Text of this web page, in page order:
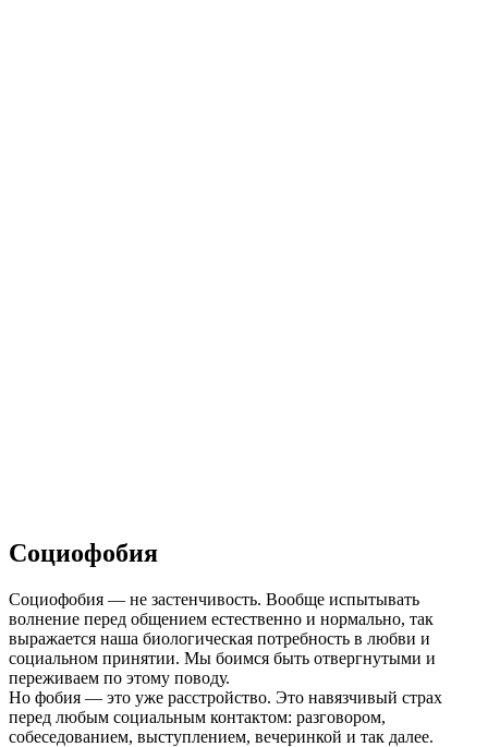
Социофобия
Социофобия — не застенчивость. Вообще испытывать
волнение перед общением естественно и нормально, так
выражается наша биологическая потребность в любви и
социальном принятии. Мы боимся быть отвергнутыми и
переживаем по этому поводу.
Но фобия — это уже расстройство. Это навязчивый страх
перед любым социальным контактом: разговором,
собеседованием, выступлением, вечеринкой и так далее.